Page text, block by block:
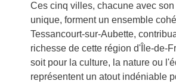
Ces cinq villes, chacune avec son
unique, forment un ensemble
Tessancourt-sur-Aubette,
richesse de cette région d'Île-de-
soit pour la culture, la nature ou
représentent un atout indéniable